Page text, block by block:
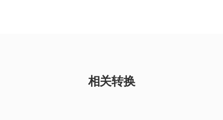
相关转换